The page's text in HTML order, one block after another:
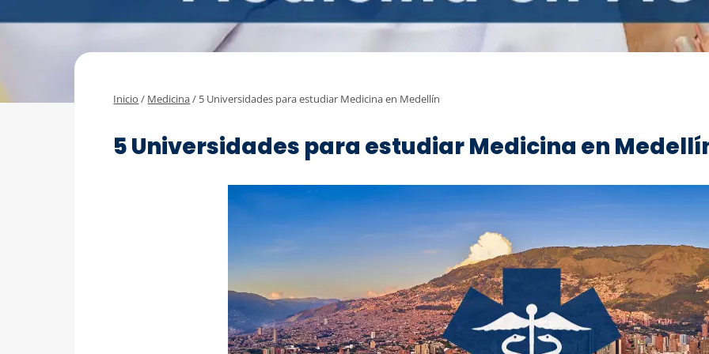
Inicio / Medicina/ 5 Universidades para estudiar Medicina en Medellín
5 Universidades para estudiar Medicina en